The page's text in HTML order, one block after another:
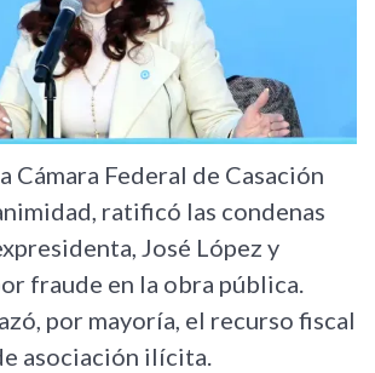
Cámara Federal de Casación
ratificó las condenas
José López y
fraude en la obra pública.
por mayoría, el recurso fiscal
asociación ilícita.